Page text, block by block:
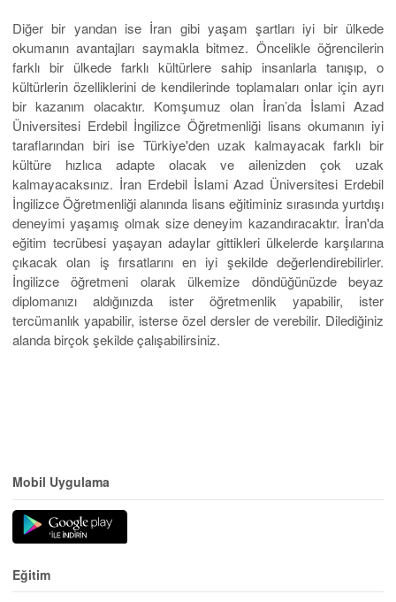
Diğer bir yandan ise İran gibi yaşam şartları iyi bir ülkede
okumanın avantajları saymakla bitmez. Öncelikle öğrencilerin
farklı bir ülkede farklı kültürlere sahip insanlarla tanışıp, o
kültürlerin özelliklerini de kendilerinde toplamaları onlar için ayrı
bir kazanım olacaktır. Komşumuz olan İran’da İslami Azad
Üniversitesi Erdebil İngilizce Öğretmenliği lisans okumanın iyi
taraflarından biri ise Türkiye'den uzak kalmayacak farklı bir
kültüre hızlıca adapte olacak ve ailenizden çok uzak
kalmayacaksınız. İran Erdebil İslami Azad Üniversitesi Erdebil
İngilizce Öğretmenliği alanında lisans eğitiminiz sırasında yurtdışı
deneyimi yaşamış olmak size deneyim kazandıracaktır. İran'da
eğitim tecrübesi yaşayan adaylar gittikleri ülkelerde karşılarına
çıkacak olan iş fırsatlarını en iyi şekilde değerlendirebilirler.
İngilizce öğretmeni olarak ülkemize döndüğünüzde beyaz
diplomanızı aldığınızda ister öğretmenlik yapabilir, ister
tercümanlık yapabilir, isterse özel dersler de verebilir. Dilediğiniz
alanda birçok şekilde çalışabilirsiniz.
Mobil Uygulama
Eğitim